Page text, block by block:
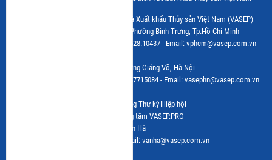
Cơ quan Chủ quản: Hiệp hội Chế biến và Xuất khẩu Thủy sản Việt Nam (VASEP)
Trụ sở: Số 7 đường Nguyễn Quý Cảnh, Phường Bình Trưng, Tp.Hồ Chí Minh
Tel: (+84) 28.628.10430 - Fax: (+84) 28.628.10437 - Email: vphcm@vasep.com.vn
VPĐD: Số 10, Nguyễn Công Hoan, Phường Giảng Võ, Hà Nội
Tel: (+84 24) 3.7715055 - Fax: (+84 24) 37715084 - Email: vasephn@vasep.com.vn
Chịu trách nhiệm: Bà Lê Hằng - Phó Tổng Thư ký Hiệp hội
Đơn vị vận hành trang tin điện tử: Trung tâm VASEP.PRO
Trưởng Ban Biên tập: Bà Nguyễn Thị Vân Hà
Tel: (+84 24) 3.7715055 – (ext.216); email: vanha@vasep.com.vn